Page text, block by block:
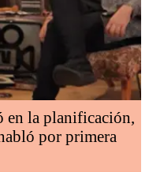
en la planificación,
por primera